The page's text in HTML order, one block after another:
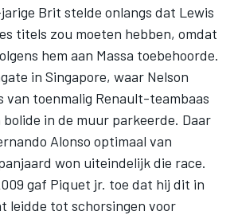
Brit stelde onlangs dat Lewis
titels zou moeten hebben, omdat
hem aan Massa toebehoorde.
in Singapore, waar Nelson
van toenmalig Renault-teambaas
in de muur parkeerde. Daar
Alonso optimaal van
won uiteindelijk die race.
gaf Piquet jr. toe dat hij dit in
leidde tot schorsingen voor